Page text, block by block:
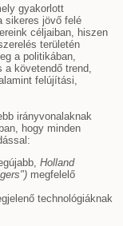
gyakorlott
sikeres jövő felé
céljaiban, hiszen
területén
a politikában,
a követendő trend,
felújítási,
irányvonalaknak
hogy minden
Holland
megfelelő
technológiáknak